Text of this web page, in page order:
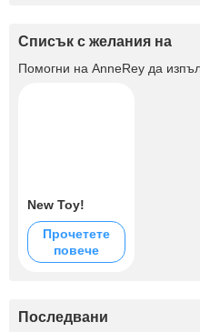
Списък с желания на
Помогни на AnneRey да
New Toy!
Прочетете
повече
Последвани